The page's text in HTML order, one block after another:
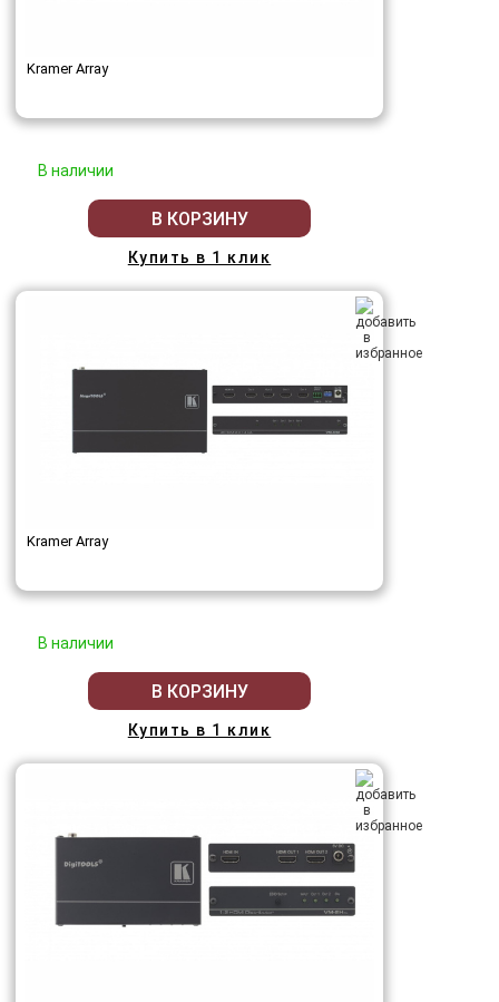
Kramer Array
В наличии
В КОРЗИНУ
Купить в 1 клик
Kramer Array
В наличии
В КОРЗИНУ
Купить в 1 клик